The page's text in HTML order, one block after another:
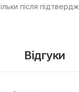
після
Відгуки